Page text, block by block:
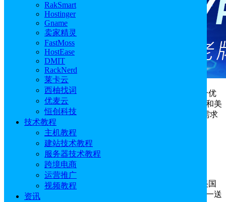
RakSmart
Hostinger
Gname
卖家精灵
FastMoss
HostEase
DMIT
RackNerd
莱卡云
西柚找词
优麦云
恒创科技
技术教程
主机教程
建站技术教程
服务器技术教程
跨境电商
运营推广
视频教程
资讯
新春佳节之际，美国主机商Krypt这次特别准备了两个优
惠伴随各位庆祝中国新年，活动包括
买一送一和美
国云服务器八折促销，这次活动一直持续到2月20日，有需求
的小伙伴可以赶快入手。
一、Krypt美国服务器买一送一
Krypt活动优惠码：
这次Krypt美国服务器买一送一有美国加州洛杉矶、美国
加州圣何塞和美国纽约机房，使用上述优惠码可以享受买一送